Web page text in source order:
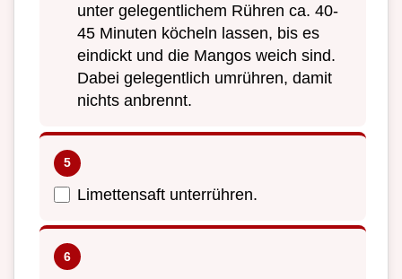
unter gelegentlichem Rühren ca. 40-
45 Minuten köcheln lassen, bis es
eindickt und die Mangos weich sind.
Dabei gelegentlich umrühren, damit
nichts anbrennt.
Limettensaft unterrühren.